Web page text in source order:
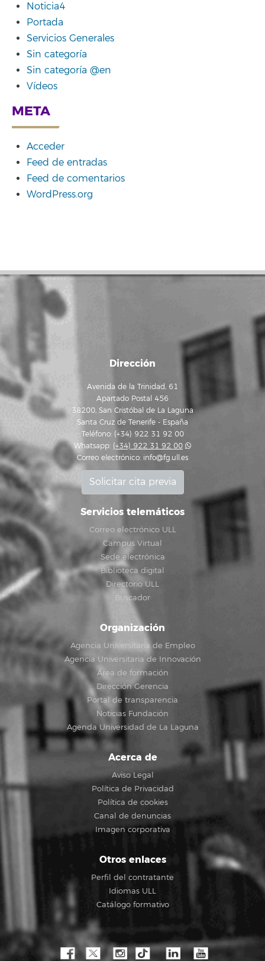
Noticia4
Portada
Servicios Generales
Sin categoría
Sin categoría @en
Vídeos
META
Acceder
Feed de entradas
Feed de comentarios
WordPress.org
Dirección
Avenida de la Trinidad, 61
Apartado Postal 456
38200, San Cristóbal de La Laguna
Santa Cruz de Tenerife - España
Teléfono: (+34) 922 31 92 00
Whatsapp: (+34) 922 31 92 00
Correo electrónico: info@fg.ull.es
Solicitar cita previa
Servicios telemáticos
Correo electrónico ULL
Campus Virtual
Sede electrónica
Biblioteca digital
Directorio ULL
Buscador
Organización
Agencia Universitaria de Empleo
Agencia Universitaria de Innovación
Área de formación
Dirección Gerencia
Portal de transparencia
Noticias Fundación
Agenda Universidad de La Laguna
Acerca de
Aviso Legal
Política de Privacidad
Política de cookies
Canal de denuncias
Imagen corporativa
Otros enlaces
Perfil del contratante
Idiomas ULL
Catálogo formativo